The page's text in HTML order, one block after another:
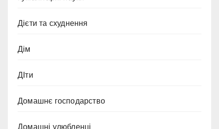
Дієти та схуднення
Дім
ДІти
Домашнє господарство
Домашні улюбленці